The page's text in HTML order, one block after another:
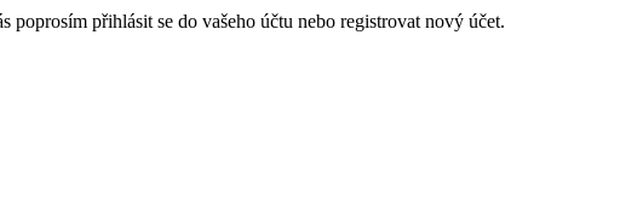
poprosím přihlásit se do vašeho účtu nebo registrovat nový účet.